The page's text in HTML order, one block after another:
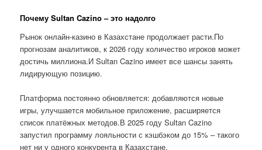
Почему Sultan Cazino – это надолго
Рынок онлайн-казино в Казахстане продолжает расти.По
прогнозам аналитиков, к 2026 году количество игроков может
достичь миллиона.И Sultan Cazino имеет все шансы занять
лидирующую позицию.
Платформа постоянно обновляется: добавляются новые
игры, улучшается мобильное приложение, расширяется
список платёжных методов.В 2025 году Sultan Cazino
запустил программу лояльности с кэшбэком до 15% – такого
нет ни у одного конкурента в Казахстане.